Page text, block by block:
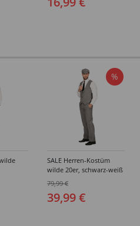
PULSIEREND
%
SALE Herren-Kostüm
wilde 20er, schwarz-weiß
- Verschiedene Größen
(48-64)
79,99 €
39,99 €